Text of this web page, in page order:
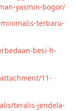
yasmin-bogor/
terbaru-
besi-h-
11-
teralis-jendela-